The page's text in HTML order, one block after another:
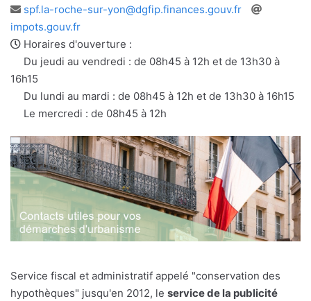
Adresse
e-
mail
spf.la-roche-sur-yon@dgfip.finances.gouv.fr
impots.gouv.fr
Horaires d'ouverture :
Du jeudi au vendredi : de 08h45 à 12h et de 13h30 à
16h15
Du lundi au mardi : de 08h45 à 12h et de 13h30 à 16h15
Le mercredi : de 08h45 à 12h
Service fiscal et administratif appelé "conservation des
hypothèques" jusqu'en 2012, le service de la publicité